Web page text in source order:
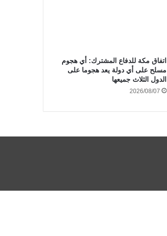
‏اتفاق مكة للدفاع المشترك: أي هجوم
مسلح على أي دولة يعد هجوما على
الدول الثلاث جميعها
2026/08/07